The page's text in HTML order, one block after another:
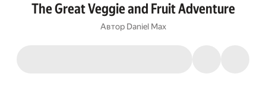
The Great Veggie and Fruit Adventure
Автор Daniel Max